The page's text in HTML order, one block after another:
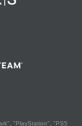
"PlayStation", "PS5